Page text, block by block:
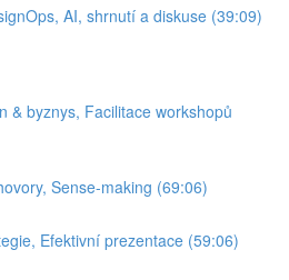
AI, shrnutí a diskuse (39:09)
& byznys, Facilitace workshopů
Sense-making (69:06)
Efektivní prezentace (59:06)